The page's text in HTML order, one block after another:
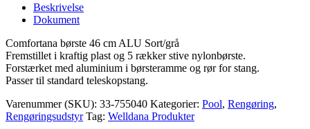
ALU
Sort/grå
quantity
Beskrivelse
Dokument
Comfortana børste 46 cm ALU Sort/grå
Fremstillet i kraftig plast og 5 rækker stive nylonbørste.
Forstærket med aluminium i børsteramme og rør for stang.
Passer til standard teleskopstang.
Varenummer (SKU): 33-755040 Kategorier: Pool, Rengøring,
Rengøringsudstyr Tag: Welldana Produkter